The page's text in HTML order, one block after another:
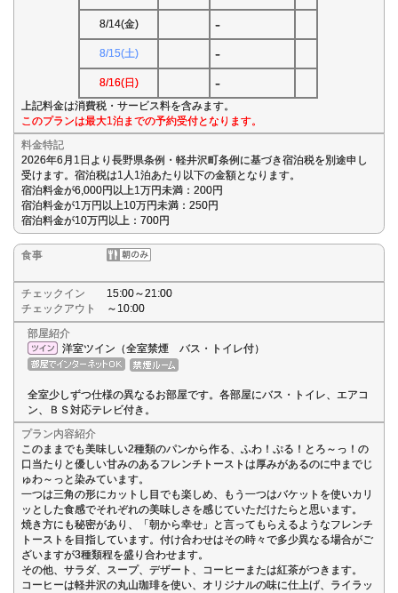
8/14(金) -
8/15(土) -
8/16(日) -
上記料金は消費税・サービス料を含みます。
このプランは最大1泊までの予約受付となります。
料金特記
2026年6月1日より長野県条例・軽井沢町条例に基づき宿泊税を別途申し
受けます。宿泊税は1人1泊あたり以下の金額となります。
宿泊料金が6,000円以上1万円未満：200円
宿泊料金が1万円以上10万円未満：250円
宿泊料金が10万円以上：700円
食事
チェックイン
15:00～21:00
チェックアウト
～10:00
部屋紹介
洋室ツイン（全室禁煙 バス・トイレ付）
全室少しずつ仕様の異なるお部屋です。各部屋にバス・トイレ、エアコ
ン、ＢＳ対応テレビ付き。
プラン内容紹介
このままでも美味しい2種類のパンから作る、ふわ！ぷる！とろ～っ！の
口当たりと優しい甘みのあるフレンチトーストは厚みがあるのに中までじ
ゅわ～っと染みています。
一つは三角の形にカットし目でも楽しめ、もう一つはバケットを使いカリ
ッとした食感でそれぞれの美味しさを感じていただけたらと思います。
焼き方にも秘密があり、「朝から幸せ」と言ってもらえるようなフレンチ
トーストを目指しています。付け合わせはその時々で多少異なる場合がご
ざいますが3種類程を盛り合わせます。
その他、サラダ、スープ、デザート、コーヒーまたは紅茶がつきます。
コーヒーは軽井沢の丸山珈琲を使い、オリジナルの味に仕上げ、ライラッ